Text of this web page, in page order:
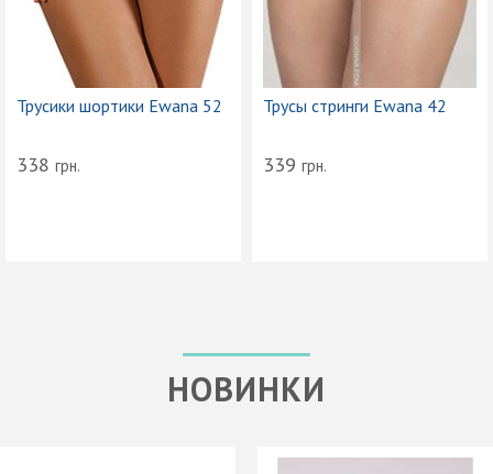
Трусики шортики Ewana 52
338 грн.
Трусы стринги Ewana 42
339 грн.
НОВИНКИ